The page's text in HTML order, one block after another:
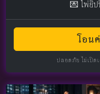
💌 ไพ่ยิ
โอน
ปลอดภัย ไม่เปิด